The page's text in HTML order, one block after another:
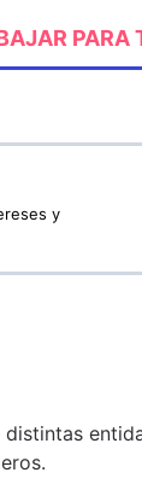
PARA
y